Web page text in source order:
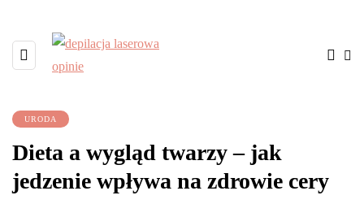
URODA
Dieta a wygląd twarzy – jak
jedzenie wpływa na zdrowie cery